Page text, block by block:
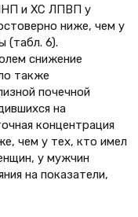
и ХС ЛПВП у
ниже, чем у
(табл. 6).
снижение
также
почечной
на
концентрация
чем у тех, кто имел
у мужчин
на показатели,